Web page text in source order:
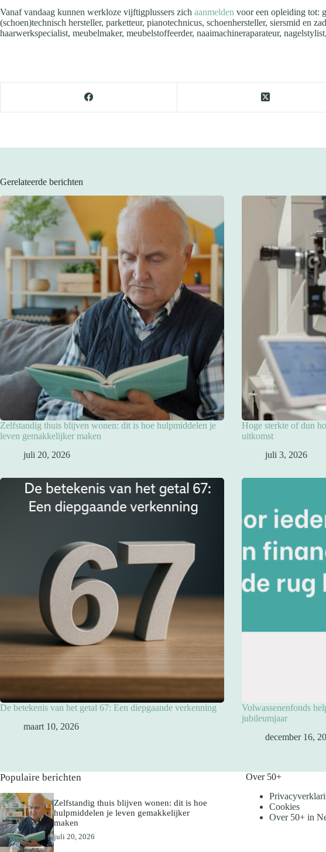
Vanaf vandaag kunnen werkloze vijftigplussers zich aanmelden voor een opleiding tot:
(schoen)technisch hersteller, parketteur, pianotechnicus, schoenhersteller, siersmid en
haarwerkspecialist, meubelmaker, meubelstoffeerder, naaimachineraparateur,
Gerelateerde berichten
Zelfstandig thuis blijven wonen: dit is hoe hulpmiddelen je
leven gemakkelijker maken
juli 20, 2026
Hoge sterkte of dun
uitkomst
juli 3, 2026
De betekenis van het getal 67: Een diepgaande verkenning
maart 10, 2026
Volwassenenfonds
jubileumjaar
december 16,
Populaire berichten
Zelfstandig thuis blijven wonen: dit is hoe
hulpmiddelen je leven gemakkelijker
maken
juli 20, 2026
Over 50+
Cookies
Over 50+ in